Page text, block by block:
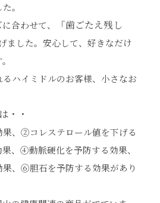
。
合わせて、
「歯ごたえ残し
ました。安心して、好きなだけ
ハイミドルのお客様、小さなお
・・
、 ②コレステロール値を下げる
、 ④動脈硬化を予防する効果、
、 ⑥胆石を予防する効果があり